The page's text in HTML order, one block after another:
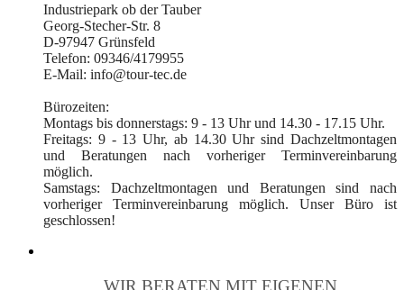
Industriepark ob der Tauber
Georg-Stecher-Str. 8
D-97947 Grünsfeld
Telefon: 09346/4179955
E-Mail: info@tour-tec.de
Bürozeiten:
Montags bis donnerstags: 9 - 13 Uhr und 14.30 - 17.15 Uhr.
Freitags: 9 - 13 Uhr, ab 14.30 Uhr sind Dachzeltmontagen
und Beratungen nach vorheriger Terminvereinbarung
möglich.
Samstags: Dachzeltmontagen und Beratungen sind nach
vorheriger Terminvereinbarung möglich. Unser Büro ist
geschlossen!
WIR BERATEN MIT EIGENEN